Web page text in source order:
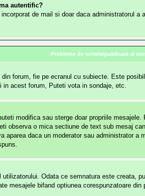
autentific?
de mail si doar daca administratorul
Probleme de scriere/publicare al
forum, fie pe ecranul cu subiecte. Este
acest forum, Puteti vota in sondaje, etc.
modifica sau sterge doar propriile
observa o mica sectiune de text sub mesaj
daca un moderator sau administrator
Odata ce semnatura este creata,
mesajele bifand optiunea corespunzatoare